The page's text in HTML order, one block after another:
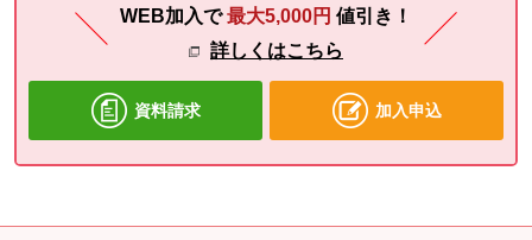
WEB加入で最大5,000円 値引き！
詳しくはこちら
資料請求 加入申込